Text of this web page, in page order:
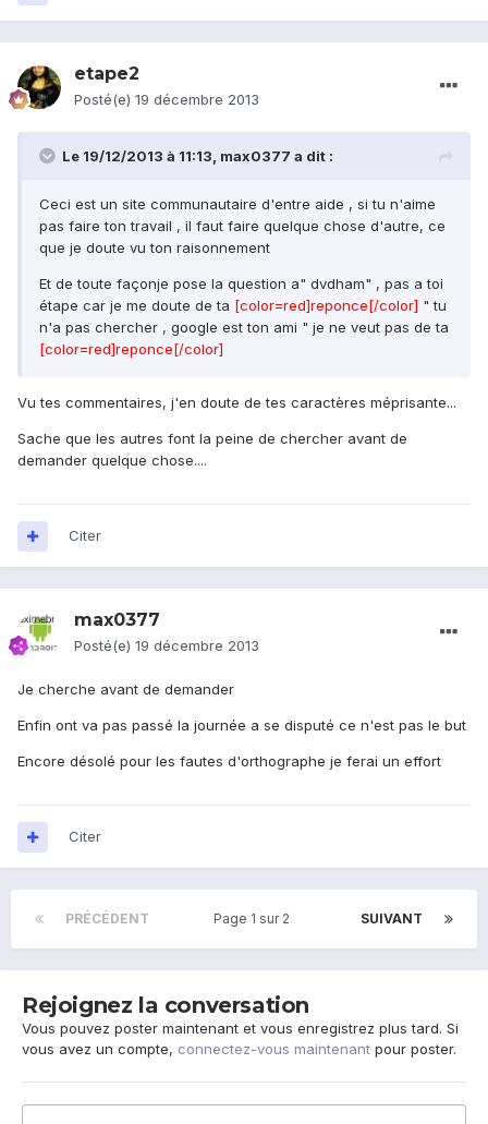
etape2
Posté(e) 19 décembre 2013
Le 19/12/2013 à 11:13, max0377 a dit :
Ceci est un site communautaire d'entre aide , si tu n'aime
pas faire ton travail , il faut faire quelque chose d'autre, ce
que je doute vu ton raisonnement
Et de toute façonje pose la question a" dvdham" , pas a toi
étape car je me doute de ta [color=red]reponce[/color] " tu
n'a pas chercher , google est ton ami " je ne veut pas de ta
[color=red]reponce[/color]
Vu tes commentaires, j'en doute de tes caractères méprisante...
Sache que les autres font la peine de chercher avant de
demander quelque chose....
Citer
max0377
Posté(e) 19 décembre 2013
Je cherche avant de demander
Enfin ont va pas passé la journée a se disputé ce n'est pas le but
Encore désolé pour les fautes d'orthographe je ferai un effort
Citer
PRÉCÉDENT SUIVANT
Page 1 sur 2
Rejoignez la conversation
Vous pouvez poster maintenant et vous enregistrez plus tard. Si
vous avez un compte, connectez-vous maintenant pour poster.